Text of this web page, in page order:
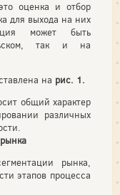
оценка и отбор
для выхода на них
может быть
так и на
на рис. 1.
общий характер
различных
рынка,
этапов процесса